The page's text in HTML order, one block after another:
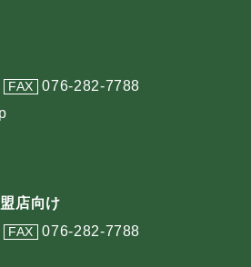
FAX
076-282-7788
店向け
FAX
076-282-7788